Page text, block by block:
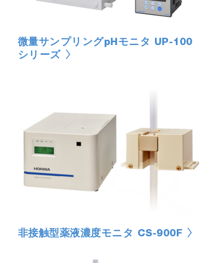
微量サンプリングpHモニタ UP-100
シリーズ
非接触型薬液濃度モニタ CS-900F